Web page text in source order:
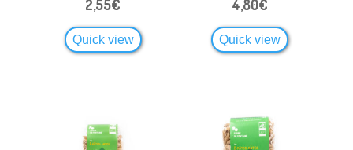
2,55€
Quick view
4,80€
Quick view